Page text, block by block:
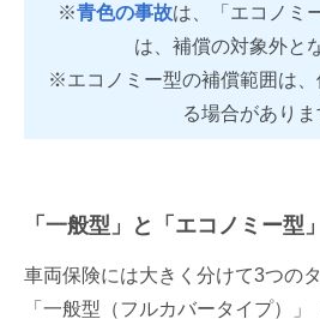
※青色の事故は、「エコノミ
は、補償の対象外と
※エコノミー型の補償範囲は
る場合がありま
「一般型」と「エコノミー型
車両保険には大きく分けて3つの
「一般型（フルカバータイプ）